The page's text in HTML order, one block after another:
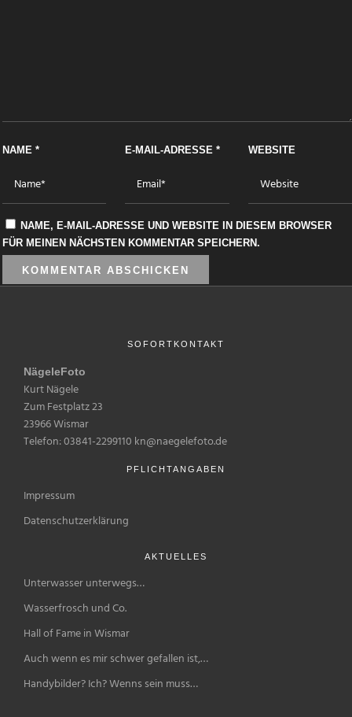
NAME * E-MAIL-ADRESSE* WEBSITE
NAME, E-MAIL-ADRESSE UND WEBSITE IN DIESEM BROWSER
FÜR MEINEN NÄCHSTEN KOMMENTAR SPEICHERN.
SOFORTKONTAKT
NägeleFoto
Kurt Nägele
Zum Festplatz 23
23966 Wismar
Telefon: 03841-2299110 kn@naegelefoto.de
PFLICHTANGABEN
Impressum
Datenschutzerklärung
AKTUELLES
Unterwasser unterwegs…
Wasserfrosch und Co.
Hall of Fame in Wismar
Auch wenn es mir schwer gefallen ist,…
Handybilder? Ich? Wenns sein muss…